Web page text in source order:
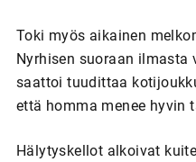
Toki myös aikainen
Nyrhisen suoraan ilmasta
saattoi tuudittaa
että homma menee hyvin
Hälytyskellot alkoivat